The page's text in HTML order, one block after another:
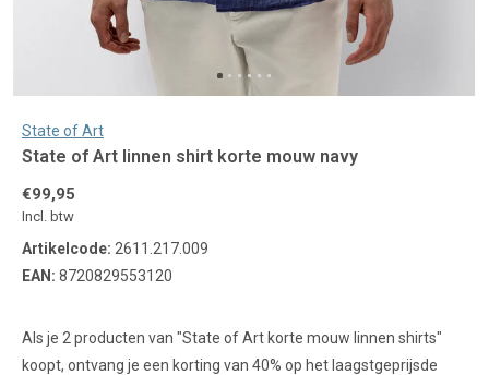
State of Art
State of Art linnen shirt korte mouw navy
€99,95
Incl. btw
Artikelcode: 2611.217.009
EAN: 8720829553120
Als je 2 producten van "State of Art korte mouw linnen shirts"
koopt, ontvang je een korting van 40% op het laagstgeprijsde